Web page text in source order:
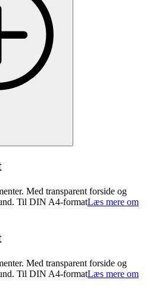
Med transparent forside og
Til DIN A4-formatLæs mere om
Med transparent forside og
Til DIN A4-formatLæs mere om